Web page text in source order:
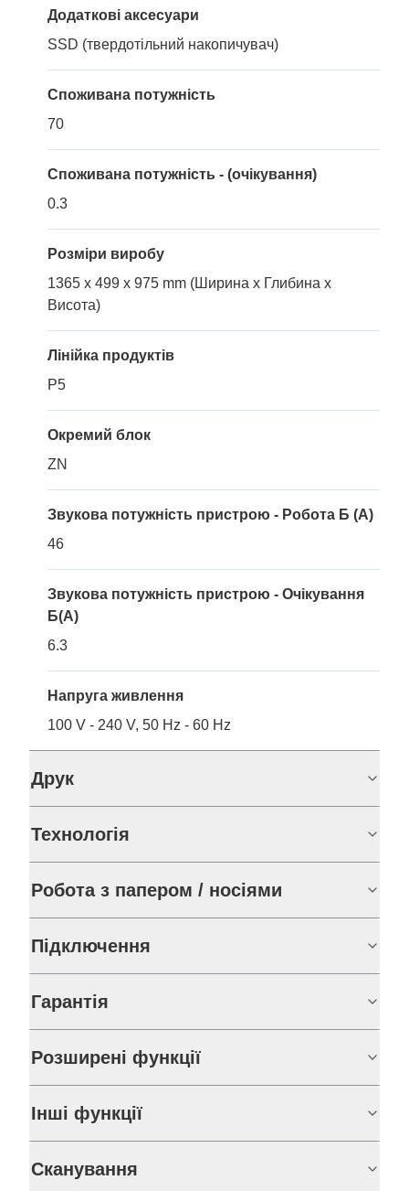
Додаткові аксесуари
SSD (твердотільний накопичувач)
Споживана потужність
70
Споживана потужність - (очікування)
0.3
Розміри виробу
1365 x 499 x 975 mm (Ширина x Глибина x
Висота)
Лінійка продуктів
P5
Окремий блок
ZN
Звукова потужність пристрою - Робота Б (A)
46
Звукова потужність пристрою - Очікування
Б(A)
6.3
Напруга живлення
100 V - 240 V, 50 Hz - 60 Hz
Друк
Технологія
Робота з папером / носіями
Підключення
Гарантія
Розширені функції
Інші функції
Сканування